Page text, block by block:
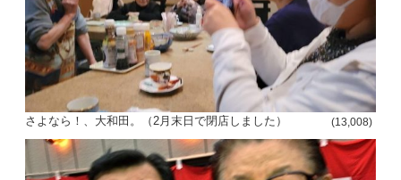
さよなら！、大和田。（2月末日で閉店しました） (13,008)